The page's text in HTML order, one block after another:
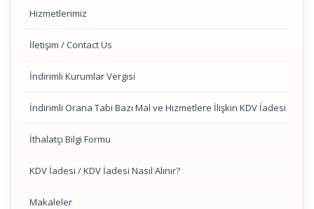
Hizmetlerimiz
İletişim / Contact Us
İndirimli Kurumlar Vergisi
İndirimli Orana Tabi Bazı Mal ve Hizmetlere İlişkin KDV İadesi
İthalatçı Bilgi Formu
KDV İadesi / KDV İadesi Nasıl Alınır?
Makaleler